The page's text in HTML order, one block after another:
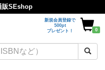
販SEshop
新規会員登録で
500pt
プレゼント！
0